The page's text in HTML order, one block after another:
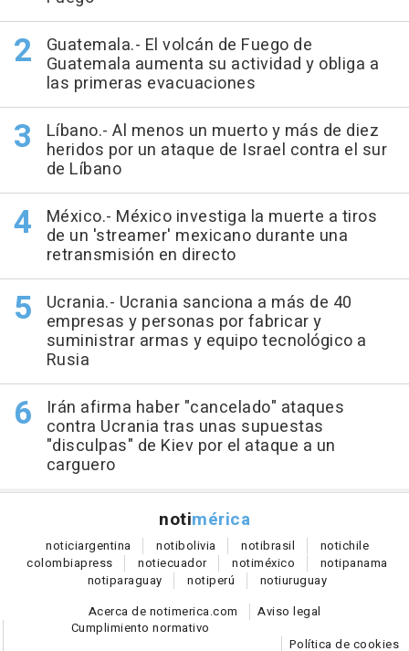
Guatemala.- El volcán de Fuego de
Guatemala aumenta su actividad y obliga a
las primeras evacuaciones
Líbano.- Al menos un muerto y más de diez
heridos por un ataque de Israel contra el sur
de Líbano
México.- México investiga la muerte a tiros
de un 'streamer' mexicano durante una
retransmisión en directo
Ucrania.- Ucrania sanciona a más de 40
empresas y personas por fabricar y
suministrar armas y equipo tecnológico a
Rusia
Irán afirma haber "cancelado" ataques
contra Ucrania tras unas supuestas
"disculpas" de Kiev por el ataque a un
carguero
notimérica
noticiargentina notibolivia notibrasil notichile
colombiapress notiecuador notiméxico notipanama
notiparaguay notiperú notiuruguay
Acerca de notimerica.com
Aviso legal
Cumplimiento normativo
Política de cookies